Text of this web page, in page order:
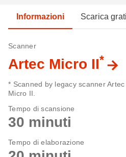
Informazioni Scarica
Scanner
Artec Micro II*
* Scanned by legacy scanner
Micro II.
Tempo di scansione
30 minuti
Tempo di elaborazione